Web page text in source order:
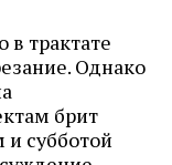
трактате
Однако
брит
субботой